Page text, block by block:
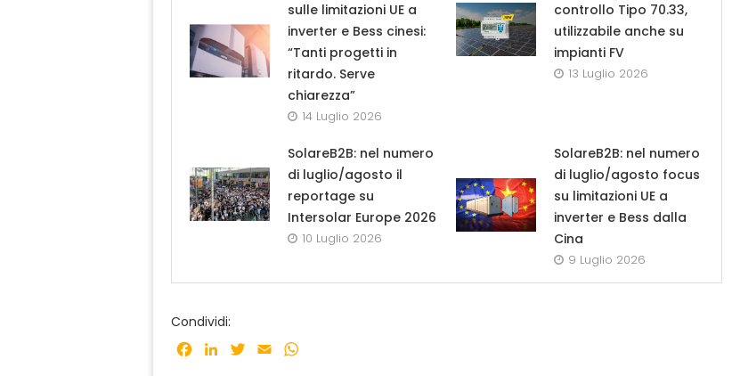
sulle limitazioni UE a
inverter e Bess cinesi:
“Tanti progetti in
ritardo. Serve
chiarezza”
14 Luglio 2026
controllo Tipo 70.33,
utilizzabile anche su
impianti FV
13 Luglio 2026
SolareB2B: nel numero
di luglio/agosto il
reportage su
Intersolar Europe 2026
10 Luglio 2026
SolareB2B: nel numero
di luglio/agosto focus
su limitazioni UE a
inverter e Bess dalla
Cina
9 Luglio 2026
Condividi:
Facebook
LinkedInTwitter
Email